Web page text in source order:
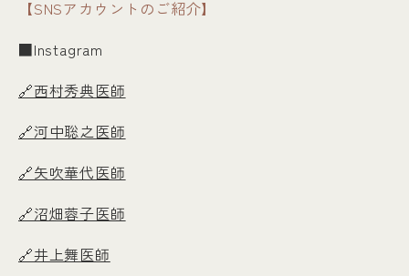
【SNSアカウントのご紹介】
■Instagram
🔗西村秀典医師
🔗河中聡之医師
🔗矢吹華代医師
🔗沼畑蓉子医師
🔗井上舞医師